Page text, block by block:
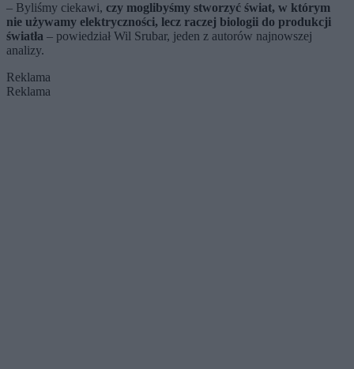
– Byliśmy ciekawi, czy moglibyśmy stworzyć świat, w którym
nie używamy elektryczności, lecz raczej biologii do produkcji
światła – powiedział Wil Srubar, jeden z autorów najnowszej
analizy.
Reklama
Reklama